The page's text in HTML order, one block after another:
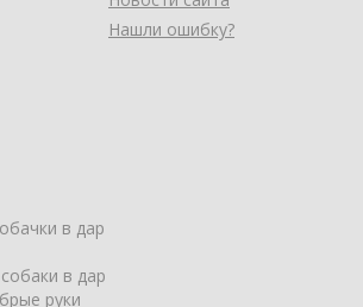
Нашли ошибку?
в дар
в дар
руки